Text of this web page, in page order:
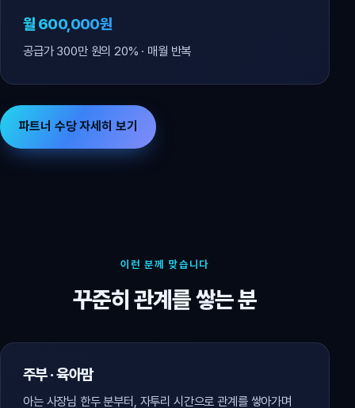
월 600,000원
공급가 300만 원의 20% · 매월 반복
파트너 수당 자세히 보기
이런 분께 맞습니다
꾸준히 관계를 쌓는 분
주부 · 육아맘
아는 사장님 한두 분부터, 자투리 시간으로 관계를 쌓아가며